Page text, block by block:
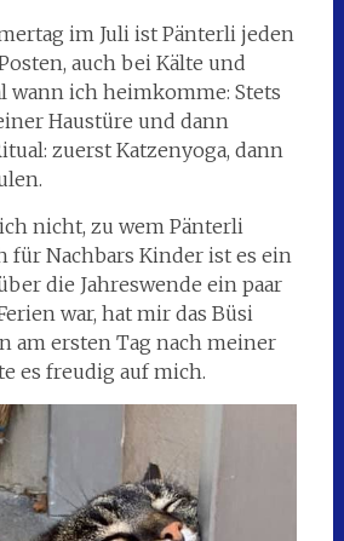
im Juli ist Pänterli jeden
auch bei Kälte und
wann ich heimkomme: Stets
Haustüre und dann
zuerst Katzenyoga, dann
nicht, zu wem Pänterli
für Nachbars Kinder ist es ein
die Jahreswende ein paar
war, hat mir das Büsi
am ersten Tag nach meiner
es freudig auf mich.